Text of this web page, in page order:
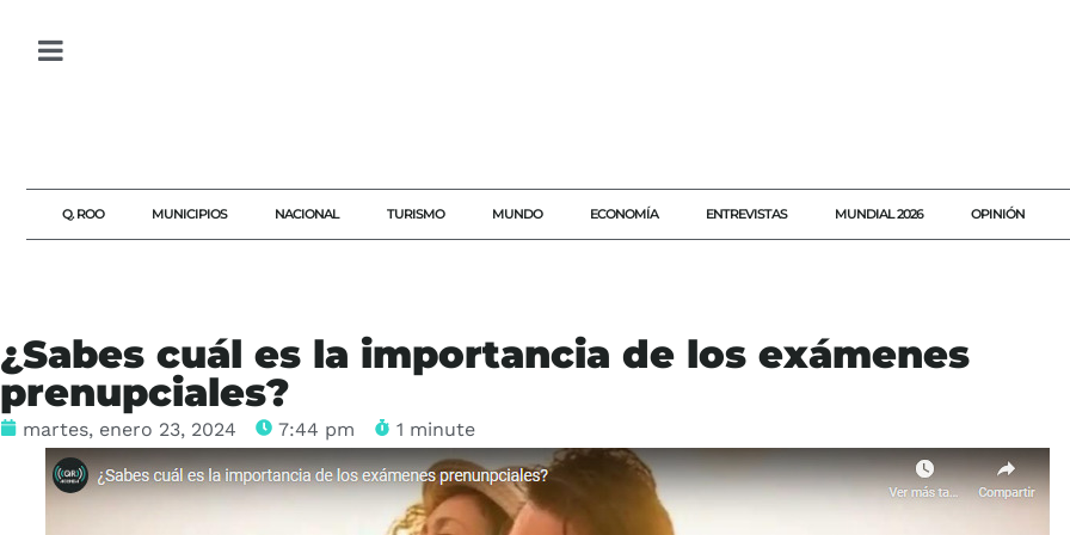
Q. ROO MUNICIPIOS NACIONAL TURISMO MUNDO ECONOMÍA ENTREVISTAS MUNDIAL 2026 OPINIÓN
¿Sabes cuál es la importancia de los exámenes
prenupciales?
martes, enero 23, 2024 7:44 pm 1 minute